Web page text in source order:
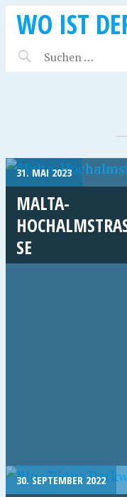
WO IST
31. MAI 2023
MALTA-
E
30. SEPTEMBER 2022